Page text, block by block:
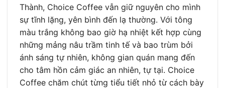
Thành, Choice Coffee vẫn giữ nguyên cho mình
sự tĩnh lặng, yên bình đến lạ thường. Với tông
màu trắng không bao giờ hạ nhiệt kết hợp cùng
những mảng nâu trầm tinh tế và bao trùm bởi
ánh sáng tự nhiên, không gian quán mang đến
cho tâm hồn cảm giác an nhiên, tự tại. Choice
Coffee chăm chút từng tiểu tiết nhỏ từ cách bày